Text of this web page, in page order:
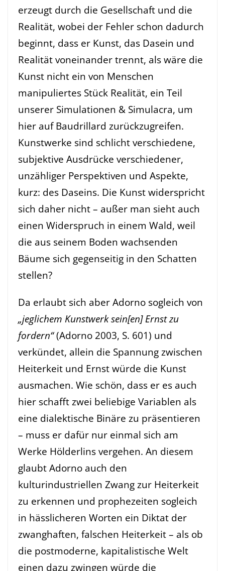
erzeugt durch die Gesellschaft und die
Realität, wobei der Fehler schon dadurch
beginnt, dass er Kunst, das Dasein und
Realität voneinander trennt, als wäre die
Kunst nicht ein von Menschen
manipuliertes Stück Realität, ein Teil
unserer Simulationen & Simulacra, um
hier auf Baudrillard zurückzugreifen.
Kunstwerke sind schlicht verschiedene,
subjektive Ausdrücke verschiedener,
unzähliger Perspektiven und Aspekte,
kurz: des Daseins. Die Kunst widerspricht
sich daher nicht – außer man sieht auch
einen Widerspruch in einem Wald, weil
die aus seinem Boden wachsenden
Bäume sich gegenseitig in den Schatten
stellen?
Da erlaubt sich aber Adorno sogleich von
„jeglichem Kunstwerk sein[en] Ernst zu
fordern“(Adorno 2003, S. 601) und
verkündet, allein die Spannung zwischen
Heiterkeit und Ernst würde die Kunst
ausmachen. Wie schön, dass er es auch
hier schafft zwei beliebige Variablen als
eine dialektische Binäre zu präsentieren
– muss er dafür nur einmal sich am
Werke Hölderlins vergehen. An diesem
glaubt Adorno auch den
kulturindustriellen Zwang zur Heiterkeit
zu erkennen und prophezeiten sogleich
in hässlicheren Worten ein Diktat der
zwanghaften, falschen Heiterkeit – als ob
die postmoderne, kapitalistische Welt
einen dazu zwingen würde die